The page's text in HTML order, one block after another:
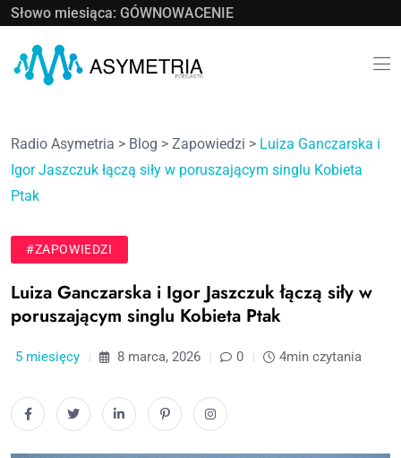
Słowo miesiąca: GÓWNOWACENIE
Radio Asymetria > Blog > Zapowiedzi > Luiza Ganczarska i
Igor Jaszczuk łączą siły w poruszającym singlu Kobieta
Ptak
#ZAPOWIEDZI
Luiza Ganczarska i Igor Jaszczuk łączą siły w
poruszającym singlu Kobieta Ptak
5 miesięcy 8 marca, 2026 0 4min czytania